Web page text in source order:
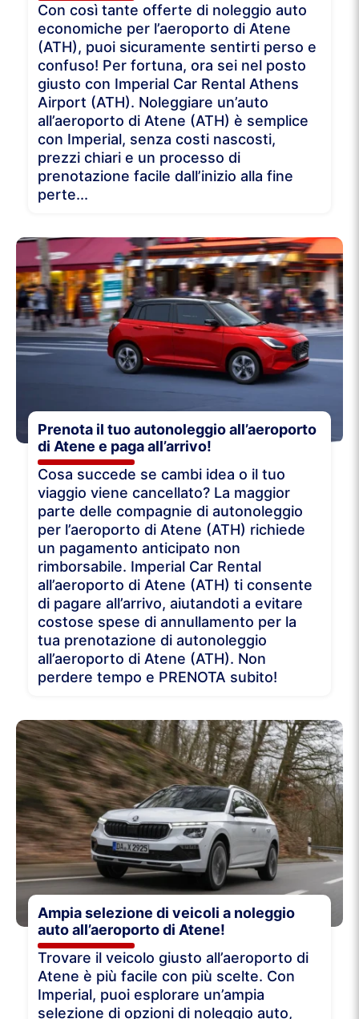
Con così tante offerte di noleggio auto
economiche per l’aeroporto di Atene
(ATH), puoi sicuramente sentirti perso e
confuso! Per fortuna, ora sei nel posto
giusto con Imperial Car Rental Athens
Airport (ATH). Noleggiare un’auto
all’aeroporto di Atene (ATH) è semplice
con Imperial, senza costi nascosti,
prezzi chiari e un processo di
prenotazione facile dall’inizio alla fine
perte...
Prenota il tuo autonoleggio all’aeroporto
di Atene e paga all’arrivo!
Cosa succede se cambi idea o il tuo
viaggio viene cancellato? La maggior
parte delle compagnie di autonoleggio
per l’aeroporto di Atene (ATH) richiede
un pagamento anticipato non
rimborsabile. Imperial Car Rental
all’aeroporto di Atene (ATH) ti consente
di pagare all’arrivo, aiutandoti a evitare
costose spese di annullamento per la
tua prenotazione di autonoleggio
all’aeroporto di Atene (ATH). Non
perdere tempo e PRENOTA subito!
Ampia selezione di veicoli a noleggio
auto all’aeroporto di Atene!
Trovare il veicolo giusto all’aeroporto di
Atene è più facile con più scelte. Con
Imperial, puoi esplorare un’ampia
selezione di opzioni di noleggio auto,